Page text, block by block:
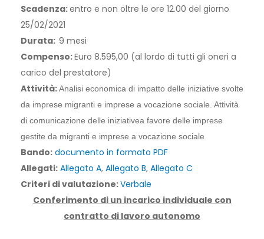
Scadenza:entro e non oltre le ore 12.00 del giorno
25/02/2021
Durata: 9 mesi
Compenso:Euro 8.595,00 (al lordo di tutti gli oneri a
carico del prestatore)
Attività:Analisi economica di impatto delle iniziative svolte
da imprese migranti e imprese a vocazione sociale. Attività
di comunicazione delle iniziativea favore delle imprese
gestite da migranti e imprese a vocazione sociale
Bando: documento in formato PDF
Allegati: Allegato A, Allegato B, Allegato C
Criteri di valutazione:Verbale
Conferimento di un incarico individuale con
contratto di lavoro autonomo